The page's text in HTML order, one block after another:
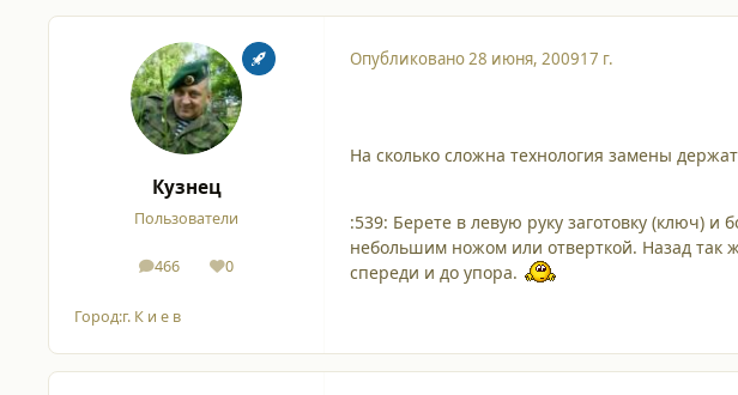
Кузнец
Пользователи
466
сообщения
0
Репутация
Город:г. К и е в
Опубликовано28 июня, 200917 г.
На сколько сложна технология замены
:539: Берете в левую руку заготовку (ключ)
небольшим ножом или отверткой. Назад так
спереди и до упора.